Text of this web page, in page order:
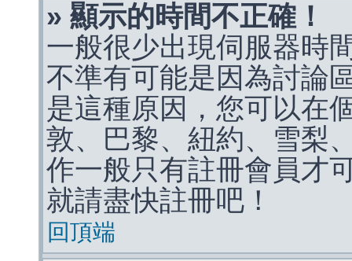
» 顯示的時間不正確！
一般很少出現伺服器時
不準有可能是因為討論
是這種原因，您可以在
敦、巴黎、紐約、雪梨
作一般只有註冊會員才
就請盡快註冊吧！
回頂端